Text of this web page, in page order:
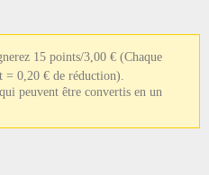
15 points/3,00 € (Chaque
= 0,20 € de réduction).
peuvent être convertis en un